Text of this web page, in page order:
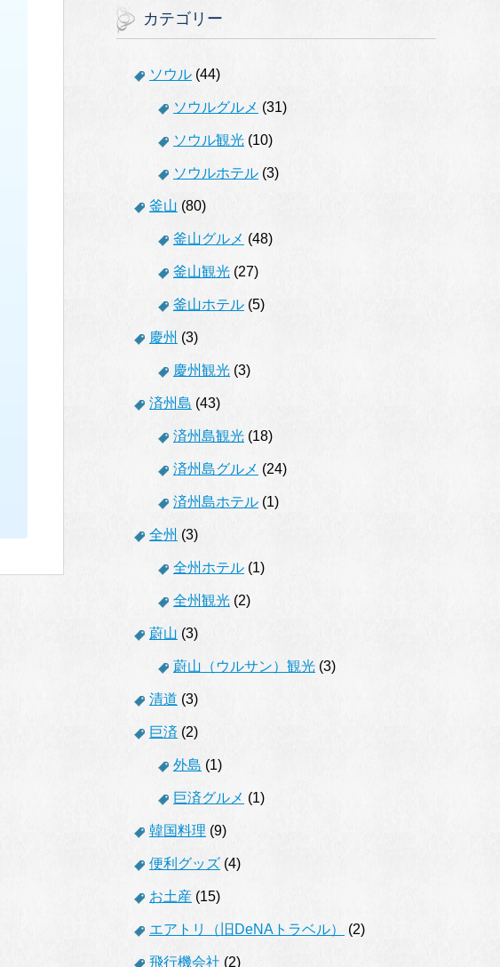
カテゴリー
ソウル (44)
ソウルグルメ (31)
ソウル観光 (10)
ソウルホテル (3)
釜山 (80)
釜山グルメ (48)
釜山観光 (27)
釜山ホテル (5)
慶州 (3)
慶州観光 (3)
済州島 (43)
済州島観光 (18)
済州島グルメ (24)
済州島ホテル (1)
全州 (3)
全州ホテル (1)
全州観光 (2)
蔚山 (3)
蔚山（ウルサン）観光 (3)
清道 (3)
巨済 (2)
外島 (1)
巨済グルメ (1)
韓国料理 (9)
便利グッズ (4)
お土産 (15)
エアトリ（旧DeNAトラベル） (2)
飛行機会社 (2)